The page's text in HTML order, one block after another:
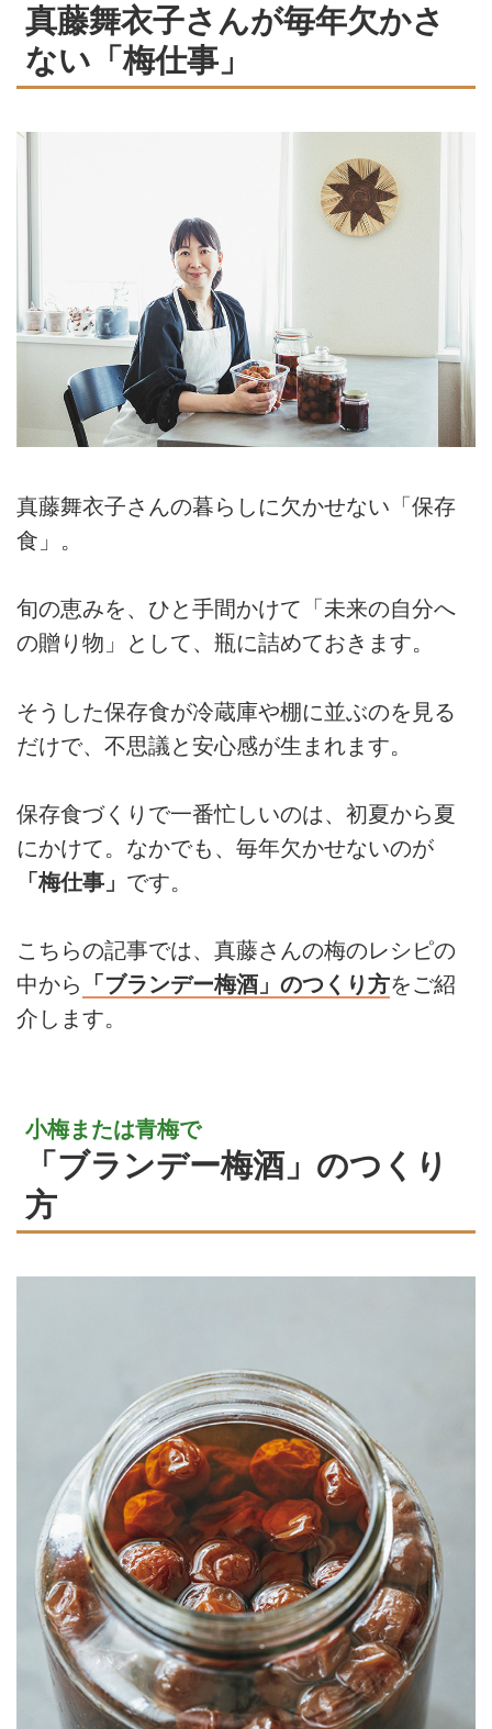
真藤舞衣子さんが毎年欠かさ
ない「梅仕事」
真藤舞衣子さんの暮らしに欠かせない「保存
食」。
旬の恵みを、ひと手間かけて「未来の自分へ
の贈り物」として、瓶に詰めておきます。
そうした保存食が冷蔵庫や棚に並ぶのを見る
だけで、不思議と安心感が生まれます。
保存食づくりで一番忙しいのは、初夏から夏
にかけて。なかでも、毎年欠かせないのが
「梅仕事」 です。
こちらの記事では、真藤さんの梅のレシピの
中から
「ブランデー梅酒」のつくり方をご紹
介します。
小梅または青梅で
「ブランデー梅酒」のつくり
方